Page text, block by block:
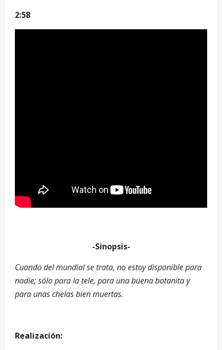
2:58
-Sinopsis-
Cuando del mundial se trata, no estoy disponible para
nadie; sólo para la tele, para una buena botanita y
para unas chelas bien muertas.
Realización: